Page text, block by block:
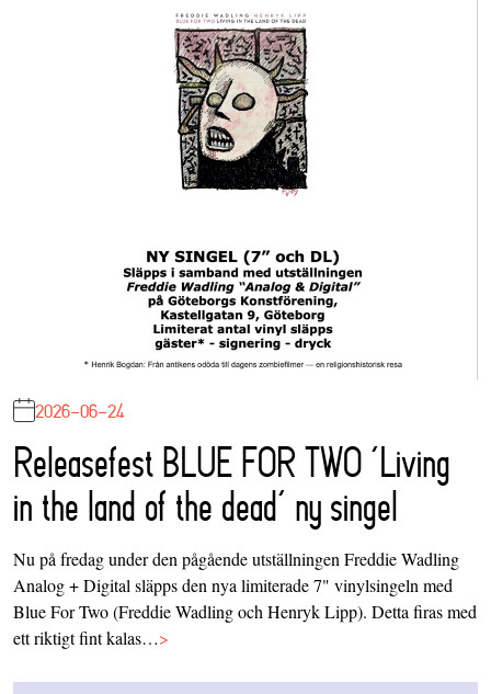
2026-06-24
Releasefest BLUE FOR TWO ‘Living
in the land of the dead’ ny singel
Nu på fredag under den pågående utställningen Freddie Wadling
Analog + Digital släpps den nya limiterade 7" vinylsingeln med
Blue For Two (Freddie Wadling och Henryk Lipp). Detta firas med
ett riktigt fint kalas…>